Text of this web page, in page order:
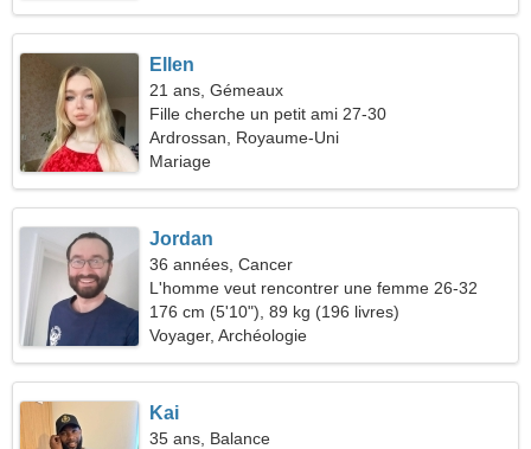
Ellen
21 ans, Gémeaux
Fille cherche un petit ami 27-30
Ardrossan, Royaume-Uni
Mariage
Jordan
36 années, Cancer
L'homme veut rencontrer une femme 26-32
176 cm (5'10"), 89 kg (196 livres)
Voyager, Archéologie
Kai
35 ans, Balance